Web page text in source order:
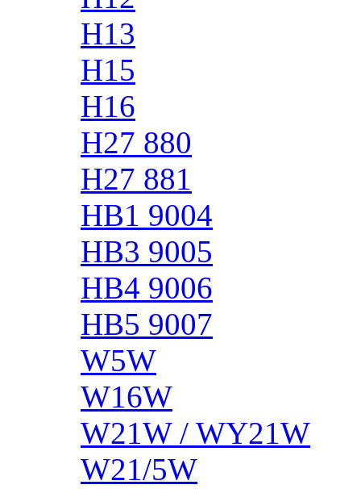
H13
H15
H16
H27 880
H27 881
HB1 9004
HB3 9005
HB4 9006
HB5 9007
W5W
W16W
W21W / WY21W
W21/5W